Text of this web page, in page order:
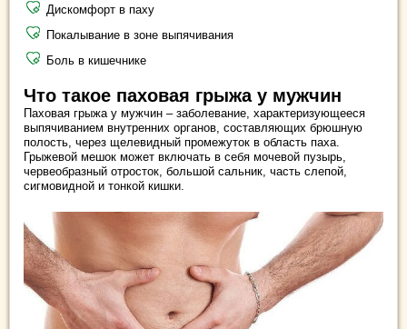
Дискомфорт в паху
Покалывание в зоне выпячивания
Боль в кишечнике
Что такое паховая грыжа у мужчин
Паховая грыжа у мужчин – заболевание, характеризующееся
выпячиванием внутренних органов, составляющих брюшную
полость, через щелевидный промежуток в область паха.
Грыжевой мешок может включать в себя мочевой пузырь,
червеобразный отросток, большой сальник, часть слепой,
сигмовидной и тонкой кишки.